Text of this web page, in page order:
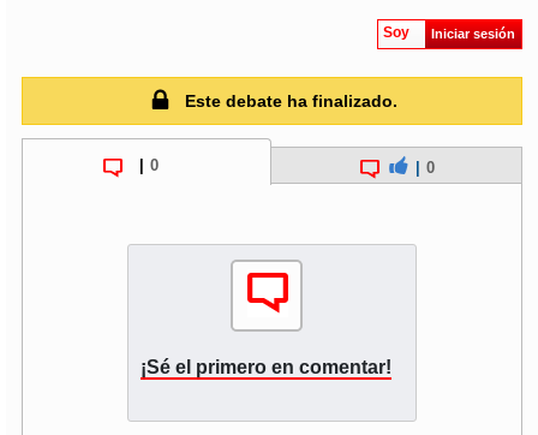
Soy Iniciar sesión
Este debate ha finalizado.
| 0 0
¡Sé el primero en comentar!